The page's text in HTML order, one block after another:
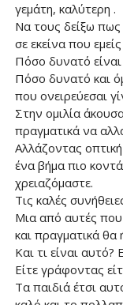
γεμάτη, καλύτερη .
Να τους δείξω πως
σε εκείνα που
Πόσο δυνατό
Πόσο δυνατό και
που ονειρεύεσαι
Στην ομιλία
πραγματικά να
Αλλάζοντας
ένα βήμα πιο
χρειαζόμαστε.
Τις καλές
Μια από αυτές που
και πραγματικά
Και τι είναι
Είτε γράφοντας
Τα παιδιά έτσι